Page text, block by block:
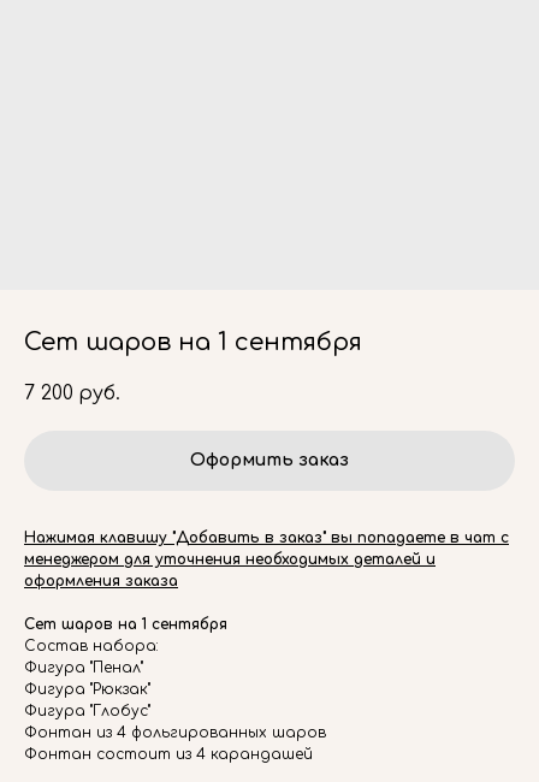
Сет шаров на 1 сентября
7 200 руб.
Оформить заказ
Нажимая клавишу "Добавить в заказ" вы попадаете в чат с
менеджером для уточнения необходимых деталей и
оформления заказа
Сет шаров на 1 сентября
Состав набора:
Фигура "Пенал"
Фигура "Рюкзак"
Фигура "Глобус"
Фонтан из 4 фольгированных шаров
Фонтан состоит из 4 карандашей